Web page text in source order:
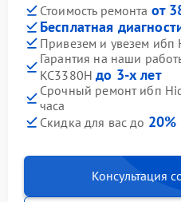
Стоимость ремонта от
Бесплатная
Привезем и увезем ибп
Гарантия на наши
KC3380Hдо 3-х лет
Срочный ремонт ибп
часа
Скидка для вас до 20%
Консультация